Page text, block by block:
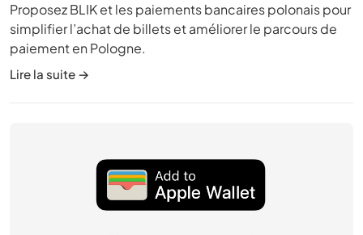
Proposez BLIK et les paiements bancaires polonais pour
simplifier l’achat de billets et améliorer le parcours de
paiement en Pologne.
Lire la suite →